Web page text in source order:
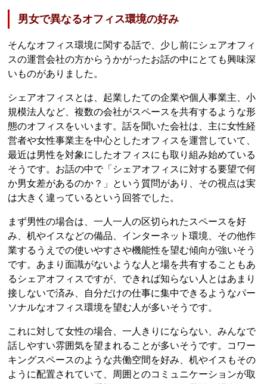
男女で異なるオフィス環境の好み
そんなオフィス環境に関する話で、少し前にシェアオフィ
スの運営会社の方からうかがったお話の中にとても興味深
いものがありました。
シェアオフィスとは、起業したての企業や個人事業主、小
規模法人など、複数の会社がスペースを共有するような形
態のオフィスをいいます。話を聞いた会社は、主に女性経
営者や女性事業主を中心としたオフィスを運営していて、
最近は男性を対象にしたオフィスにも取り組み始めている
そうです。お話の中で「シェアオフィスに対する要望で何
か男女差があるのか？」という質問があり、その視点は実
は大きく違っているという回答でした。
まず男性の場合は、一人一人の区切られたスペースを好
み、机やイスなどの備品、インターネット環境、その他作
業するうえでの使いやすさや機能性を望む傾向が強いそう
です。あまり面識がないような人と場を共有することもあ
るシェアオフィスですが、できれば知らない人とはあまり
接しないで済み、自分だけの仕事に集中できるようなパー
ソナルなオフィス環境を望む人が多いそうです。
これに対して女性の場合、一人きりにならない、みんなで
話しやすい雰囲気を望まれることが多いそうです。コワー
キングスペースのような共働空間を好み、机やイスもその
ように配置されていて、周囲とのコミュニケーションが取